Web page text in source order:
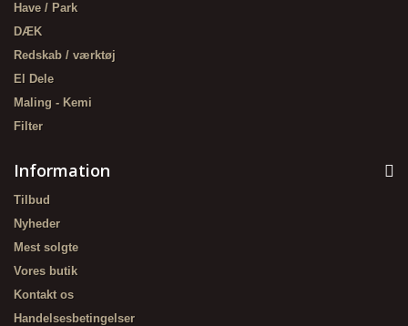
Have / Park
DÆK
Redskab / værktøj
El Dele
Maling - Kemi
Filter
Information
Tilbud
Nyheder
Mest solgte
Vores butik
Kontakt os
Handelsesbetingelser